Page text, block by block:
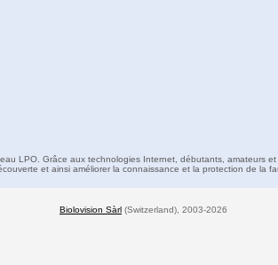
LPO. Grâce aux technologies Internet, débutants, amateurs
et ainsi améliorer la connaissance et la protection de la
Biolovision Sàrl (Switzerland), 2003-2026